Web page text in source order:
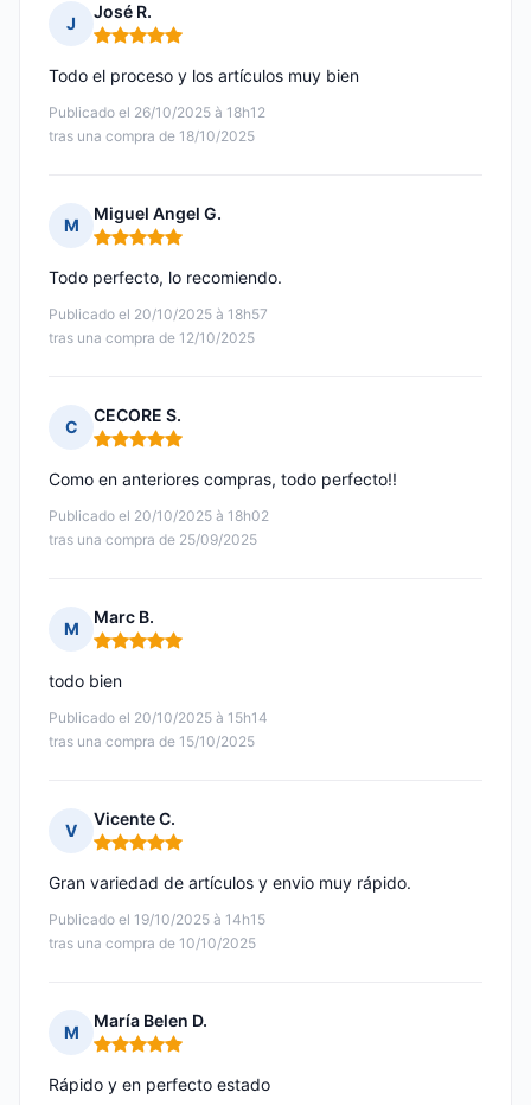
J
José R.
Nota: 5 de 5
Publicado el 26/10/2025 à 18h12
tras una compra de 18/10/2025
Todo el proceso y los artículos muy bien
M
Miguel Angel G.
Nota: 5 de 5
Publicado el 20/10/2025 à 18h57
tras una compra de 12/10/2025
Todo perfecto, lo recomiendo.
C
CECORE S.
Nota: 5 de 5
Publicado el 20/10/2025 à 18h02
tras una compra de 25/09/2025
Como en anteriores compras, todo perfecto!!
M
Marc B.
Nota: 5 de 5
Publicado el 20/10/2025 à 15h14
tras una compra de 15/10/2025
todo bien
V
Vicente C.
Nota: 5 de 5
Publicado el 19/10/2025 à 14h15
tras una compra de 10/10/2025
Gran variedad de artículos y envio muy rápido.
M
María Belen D.
Nota: 5 de 5
Rápido y en perfecto estado